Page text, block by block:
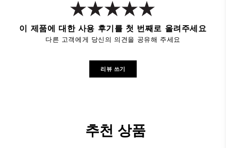
이 제품에 대한 사용 후기를 첫 번째로 올려주세요
다른 고객에게 당신의 의견을 공유해 주세요
리뷰 쓰기
추천 상품